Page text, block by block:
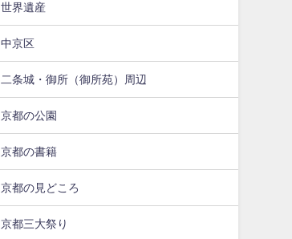
世界遺産
中京区
二条城・御所（御所苑）周辺
京都の公園
京都の書籍
京都の見どころ
京都三大祭り